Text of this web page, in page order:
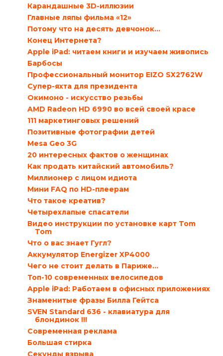
Карандашные 3D-иллюзии
Главные ляпы фильма «12»
Потому что на десять девчонок...
Конец Интернета?
Apple iPad: читаем книги и изучаем живопись
Барбосы
Профессиональный монитор EIZO SX2762W
Супер-яхта для президента
Окимоно - искусство резьбы
AMD Radeon HD 6990 во всей своей красе
111 маркетинговых решений
Позитивные фотографии детей
Mesa Geo 3G
20 интересных фактов о женщинах
Как продать китайский автомобиль?
Миллионер с лицом идиота
Мини FAQ по HD-плеерам
Что такое креатив?
Четырехлапые спасатели
Видео инструкции по установке карт Tom
Tom
Что о вас знает Гугл?
Аккумулятор Energizer XP4000
Чего не стоит делать в Париже…
Топ-10 современных велосипедов
Apple iPad: Работаем в офисных приложениях
Знаменитые фразы Билла Гейтса
SVEN Standard 636 - клавиатура для
блондинок !!!
Современная реклама
Большая стирка
Секунды взрыва